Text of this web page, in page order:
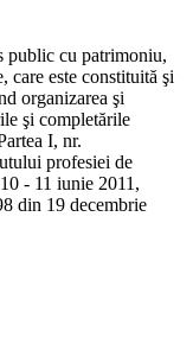
public cu patrimoniu,
care este constituită şi
organizarea şi
şi completările
I, nr.
profesiei de
- 11 iunie 2011,
din 19 decembrie